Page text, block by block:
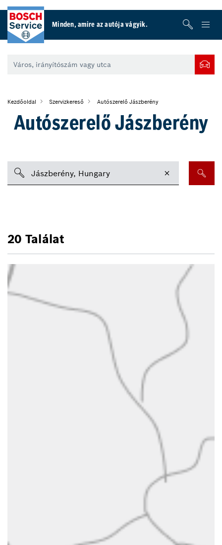
Minden, amire az autója vágyik.
Kezdőoldal Szervizkereső Autószerelő Jászberény
Autószerelő Jászberény